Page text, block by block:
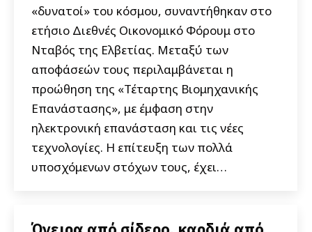
«δυνατοί» του κόσμου, συναντήθηκαν στο
ετήσιο Διεθνές Οικονομικό Φόρουμ στο
Νταβός της Ελβετίας. Μεταξύ των
αποφάσεών τους περιλαμβάνεται η
προώθηση της «Τέταρτης Βιομηχανικής
Επανάστασης», με έμφαση στην
ηλεκτρονική επανάσταση και τις νέες
τεχνολογίες. Η επίτευξη των πολλά
υποσχόμενων στόχων τους, έχει…